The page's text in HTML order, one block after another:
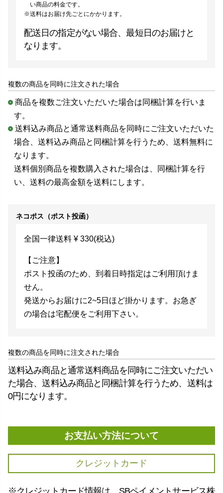
い商品の料金です。
送料はお届け先ごとにかかります。
配送日の指定がない場合、最短日のお届けと
なります。
複数の商品を同時に注文された場合
商品を複数ご注文いただいた場合は同梱計算を行いま
す。
送料込み商品と通常送料商品を同時にご注文いただいた
場合、送料込み商品と同梱計算を行うため、送料無料に
なります。
送料個別商品を複数購入された場合は、同梱計算を行
い、送料の最高金額を送料にします。
ネコポス（ポスト投函）
全国一律送料 ¥ 330(税込)
【ご注意】
ポスト投函のため、到着日時指定はご利用頂けま
せん。
発送からお届けに2~5日ほど掛かります。お急ぎ
の場合は宅配便をご利用下さい。
複数の商品を同時に注文された場合
送料込み商品と通常送料商品を同時にご注文いただい
た場合、送料込み商品と同梱計算を行うため、送料は
0円になります。
お支払い方法について
クレジットカード
※クレジットカード情報は、SBペイメントサービス株